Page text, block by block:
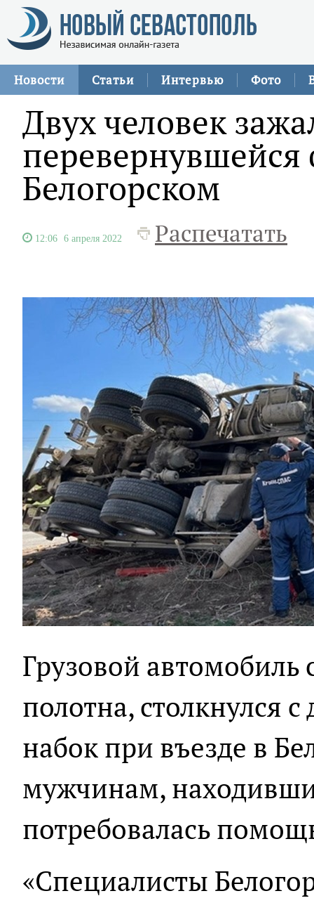
Новости Статьи Интервью Фото
Двух человек
Белогорском
12:06 6 апреля 2022 Распечатать
Грузовой автомобиль
полотна, столкнулся
набок при въезде в
мужчинам,
потребовалась
«Специалисты